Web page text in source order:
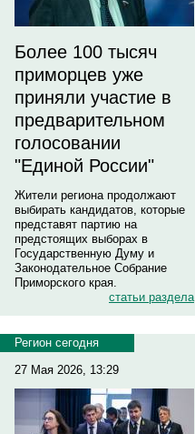
Более 100 тысяч
приморцев уже
приняли участие в
предварительном
голосовании
"Единой России"
Жители региона продолжают
выбирать кандидатов, которые
представят партию на
предстоящих выборах в
Государственную Думу и
Законодательное Собрание
Приморского края.
статьи раздела
Регион сегодня
27 Мая 2026, 13:29